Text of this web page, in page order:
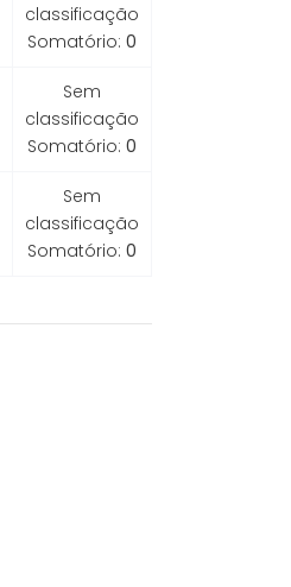
classificação
Somatório: 0
Sem
classificação
Somatório: 0
Sem
classificação
Somatório: 0